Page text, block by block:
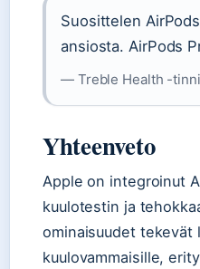
Suosittelen
ansiosta. AirPods
— Treble Health -
Yhteenveto
Apple on integroinut
kuulotestin ja
ominaisuudet
kuulovammaisille,